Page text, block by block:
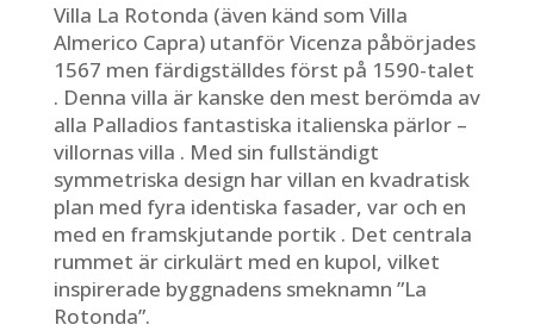
Villa La Rotonda (även känd som Villa
Almerico Capra) utanför Vicenza påbörjades
1567 men färdigställdes först på 1590-talet
. Denna villa är kanske den mest berömda av
alla Palladios fantastiska italienska pärlor –
villornas villa . Med sin fullständigt
symmetriska design har villan en kvadratisk
plan med fyra identiska fasader, var och en
med en framskjutande portik . Det centrala
rummet är cirkulärt med en kupol, vilket
inspirerade byggnadens smeknamn ”La
Rotonda”.